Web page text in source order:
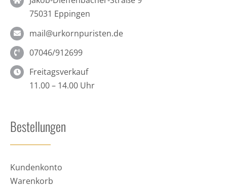
75031 Eppingen
mail@urkornpuristen.de
07046/912699
Freitagsverkauf
11.00 – 14.00 Uhr
Bestellungen
Kundenkonto
Warenkorb